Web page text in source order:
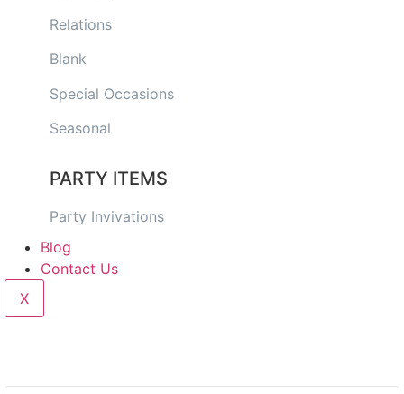
Relations
Blank
Special Occasions
Seasonal
PARTY ITEMS
Party Invivations
Blog
Contact Us
X